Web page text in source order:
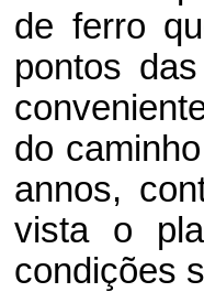
de ferro
pontos
do
annos,
vista o
condições